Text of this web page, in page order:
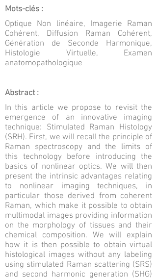
Mots-clés :
Optique Non linéaire, Imagerie Raman
Cohérent, Diffusion Raman Cohérent,
Génération de Seconde Harmonique,
Histologie Virtuelle, Examen
anatomopathologique
Abstract :
In this article we propose to revisit the
emergence of an innovative imaging
technique: Stimulated Raman Histology
(SRH). First, we will recall the principle of
Raman spectroscopy and the limits of
this technology before introducing the
basics of nonlinear optics. We will then
present the intrinsic advantages relating
to nonlinear imaging techniques, in
particular those derived from coherent
Raman, which make it possible to obtain
multimodal images providing information
on the morphology of tissues and their
chemical composition. We will explain
how it is then possible to obtain virtual
histological images without any labeling
using stimulated Raman scattering (SRS)
and second harmonic generation (SHG)